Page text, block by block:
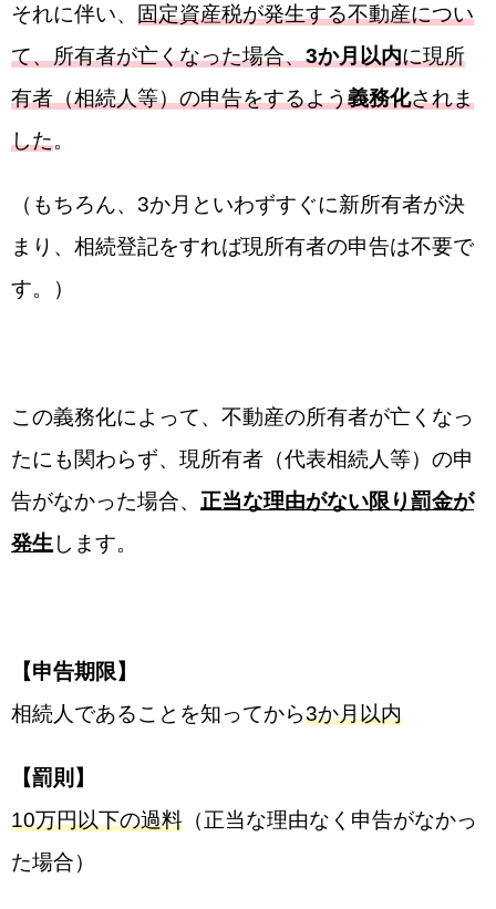
それに伴い、 固定資産税が発生する不動産につい
て、所有者が亡くなった場合、3か月以内に現所
有者（相続人等）の申告をするよう義務化されま
した。
（もちろん、3か月といわずすぐに新所有者が決
まり、相続登記をすれば現所有者の申告は不要で
す。）
この義務化によって、不動産の所有者が亡くなっ
たにも関わらず、現所有者（代表相続人等）の申
告がなかった場合、 正当な理由がない限り罰金が
発生 します。
【申告期限】
相続人であることを知ってから3か月以内
【罰則】
10万円以下の過料 （正当な理由なく申告がなかっ
た場合）